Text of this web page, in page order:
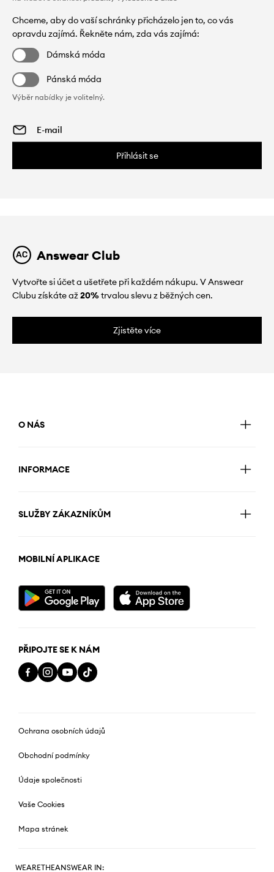
Chceme, aby do vaší schránky přicházelo jen to, co vás
opravdu zajímá. Řekněte nám, zda vás zajímá:
Dámská móda
Pánská móda
Výběr nabídky je volitelný.
Přihlásit se
Answear Club
Vytvořte si účet a ušetřete při každém nákupu. V Answear
Clubu získáte až20%trvalou slevu z běžných cen.
Zjistěte více
O NÁS
INFORMACE
SLUŽBY ZÁKAZNÍKŮM
MOBILNÍ APLIKACE
PŘIPOJTE SE K NÁM
Ochrana osobních údajů
Obchodní podmínky
Údaje společnosti
Vaše Cookies
Mapa stránek
WEARETHEANSWEAR IN: